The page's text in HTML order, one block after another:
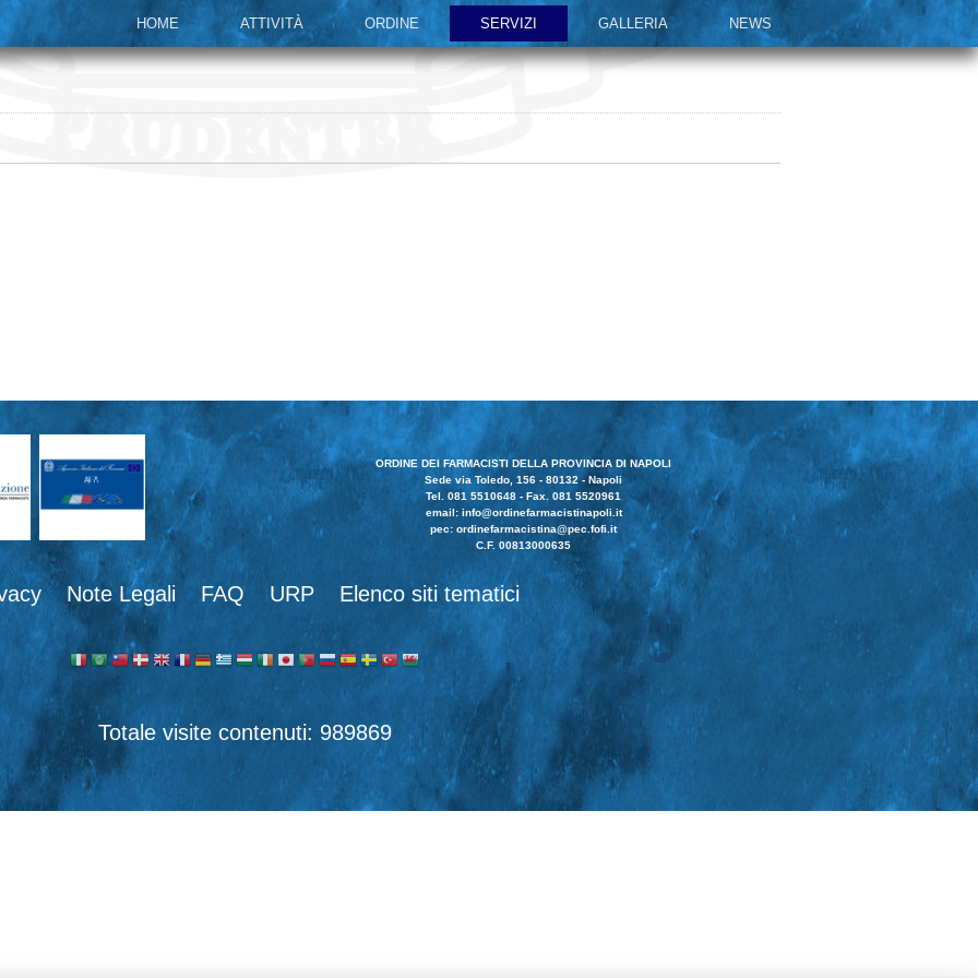
HOME ATTIVITÀ ORDINE SERVIZI GALLERIA NEWS
ORDINE DEI FARMACISTI DELLA PROVINCIA DI NAPOLI
Sede via Toledo, 156 - 80132 - Napoli
Tel. 081 5510648 - Fax. 081 5520961
email: info@ordinefarmacistinapoli.it
pec: ordinefarmacistina@pec.fofi.it
C.F. 00813000635
Note Legali FAQ URP Elenco siti tematici
989869